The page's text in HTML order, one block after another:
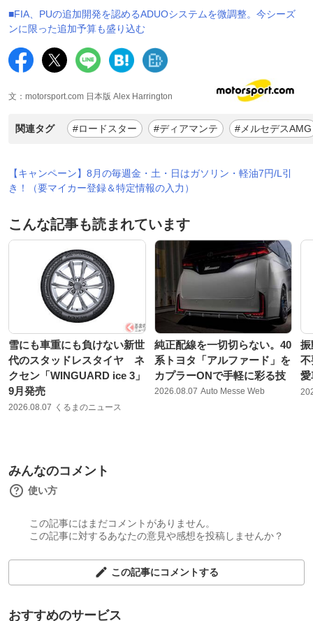
■FIA、PUの追加開発を認めるADUOシステムを微調整。今シーズ
ンに限った追加予算も盛り込む
文：motorsport.com 日本版 Alex Harrington
関連タグ #ロードスター #ディアマンテ #メルセデスAMG
【キャンペーン】8月の毎週金・土・日はガソリン・軽油7円/L引
き！（要マイカー登録＆特定情報の入力）
こんな記事も読まれています
雪にも車重にも負けない新世
代のスタッドレスタイヤ ネ
クセン「WINGUARD ice 3」
9月発売
2026.08.07 くるまのニュース
純正配線を一切切らない。40
系トヨタ「アルファード」を
カプラーONで手軽に彩る技
2026.08.07 Auto Messe Web
不
みんなのコメント
使い方
この記事にはまだコメントがありません。
この記事に対するあなたの意見や感想を投稿しませんか？
この記事にコメントする
おすすめのサービス